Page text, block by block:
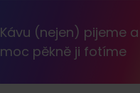
Kávu (nejen) pijeme a
moc pěkně ji fotíme